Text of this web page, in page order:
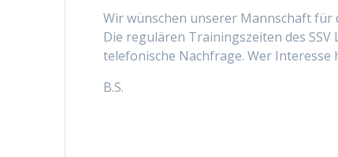
Wir wünschen unserer Mannschaft für
Die regulären Trainingszeiten des
telefonische Nachfrage. Wer Interesse
B.S.